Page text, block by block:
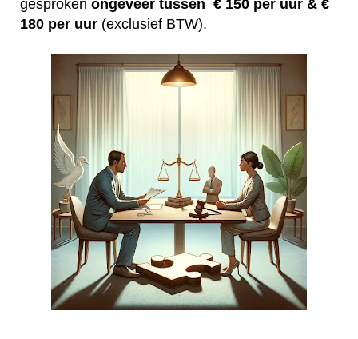
gesproken ongeveer tussen € 150 per uur & €
180 per uur (exclusief BTW).